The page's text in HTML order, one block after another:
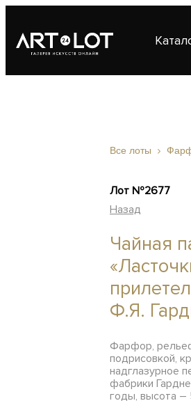
Все лоты
Лот №2677
Назад
Чайная
Ф.Я.
Фарфор,
подрисовкой,
надглазурное
фабрики
годы, высота –